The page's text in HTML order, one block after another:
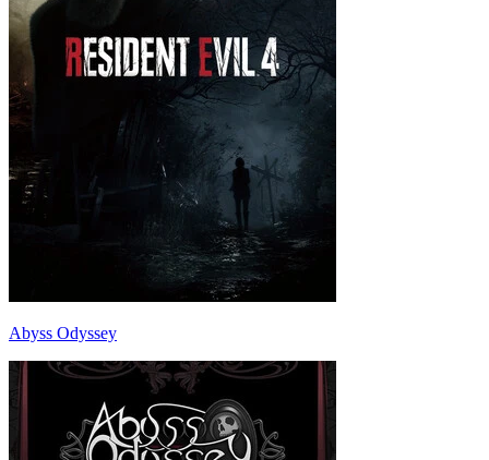
Abyss Odyssey